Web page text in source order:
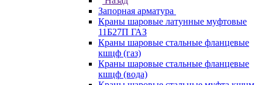
Запорная арматура
Краны шаровые латунные муфтовые
11Б27П ГАЗ
Краны шаровые стальные фланцевые
кшцф (газ)
Краны шаровые стальные фланцевые
кшцф (вода)